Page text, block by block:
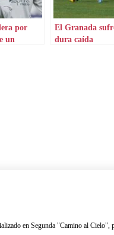
por
un
El Granada
dura caída
en Segunda "Camino al Cielo",